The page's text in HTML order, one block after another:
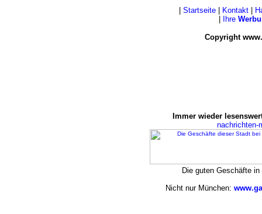
Startseite| Kontakt|
Ihre
Copyright
Immer wieder
nachrichten-
Die guten Geschäfte
Nicht nur München: